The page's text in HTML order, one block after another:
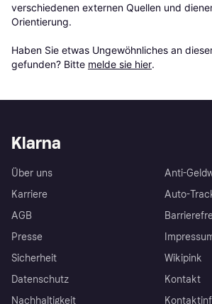
verschiedenen externen Quellen und
Orientierung.
Haben Sie etwas Ungewöhnliches an
gefunden? Bitte melde sie hier.
Klarna
Über uns
Karriere
AGB
Presse
Sicherheit
Datenschutz
Nachhaltigkeit
Anti-
Auto-
Wikipink
Kontakt